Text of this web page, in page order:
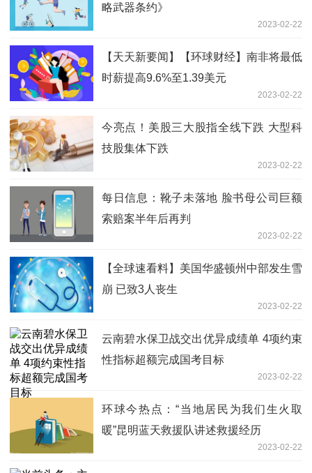
略武器条约》
2023-02-22
【天天新要闻】【环球财经】南非将最低
时薪提高9.6%至1.39美元
2023-02-22
今亮点！美股三大股指全线下跌 大型科
技股集体下跌
2023-02-22
每日信息：靴子未落地 脸书母公司巨额
索赔案半年后再判
2023-02-22
【全球速看料】美国华盛顿州中部发生雪
崩 已致3人丧生
2023-02-22
云南碧水保卫战交出优异成绩单 4项约束
性指标超额完成国考目标
2023-02-22
环球今热点：“当地居民为我们生火取
暖”昆明蓝天救援队讲述救援经历
2023-02-22